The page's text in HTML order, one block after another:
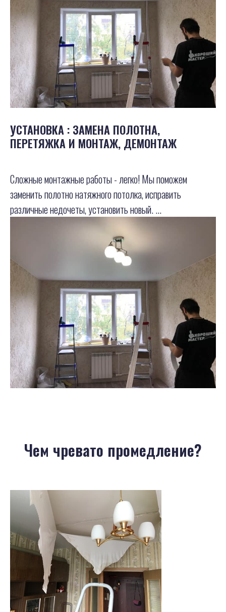
УСТАНОВКА : ЗАМЕНА ПОЛОТНА,
ПЕРЕТЯЖКА И МОНТАЖ, ДЕМОНТАЖ
Сложные монтажные работы - легко! Мы поможем
заменить полотно натяжного потолка, исправить
различные недочеты, установить новый. ...
Чем чревато промедление?